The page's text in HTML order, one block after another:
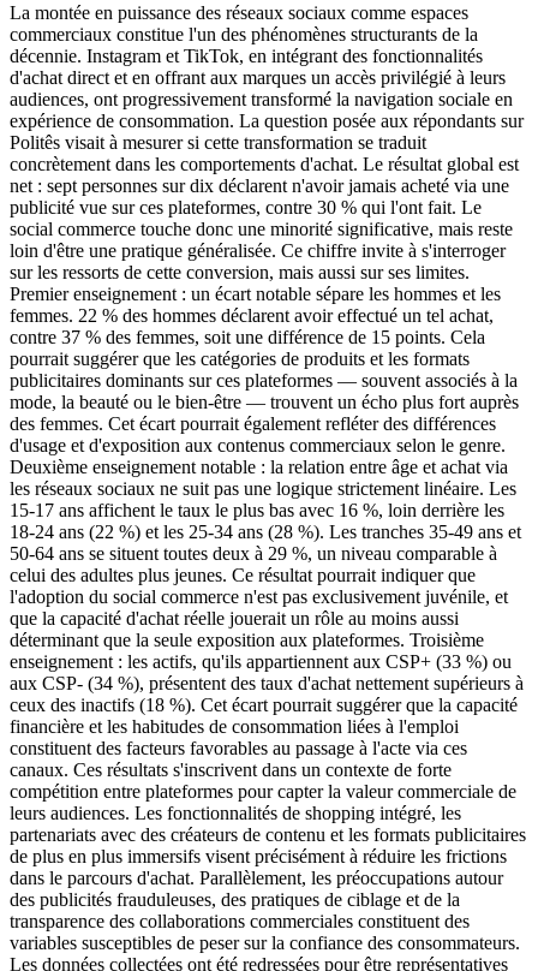
La montée en puissance des réseaux sociaux comme espaces
commerciaux constitue l'un des phénomènes structurants de la
décennie. Instagram et TikTok, en intégrant des fonctionnalités
d'achat direct et en offrant aux marques un accès privilégié à leurs
audiences, ont progressivement transformé la navigation sociale en
expérience de consommation. La question posée aux répondants sur
Politês visait à mesurer si cette transformation se traduit
concrètement dans les comportements d'achat. Le résultat global est
net : sept personnes sur dix déclarent n'avoir jamais acheté via une
publicité vue sur ces plateformes, contre 30 % qui l'ont fait. Le
social commerce touche donc une minorité significative, mais reste
loin d'être une pratique généralisée. Ce chiffre invite à s'interroger
sur les ressorts de cette conversion, mais aussi sur ses limites.
Premier enseignement : un écart notable sépare les hommes et les
femmes. 22 % des hommes déclarent avoir effectué un tel achat,
contre 37 % des femmes, soit une différence de 15 points. Cela
pourrait suggérer que les catégories de produits et les formats
publicitaires dominants sur ces plateformes — souvent associés à la
mode, la beauté ou le bien-être — trouvent un écho plus fort auprès
des femmes. Cet écart pourrait également refléter des différences
d'usage et d'exposition aux contenus commerciaux selon le genre.
Deuxième enseignement notable : la relation entre âge et achat via
les réseaux sociaux ne suit pas une logique strictement linéaire. Les
15-17 ans affichent le taux le plus bas avec 16 %, loin derrière les
18-24 ans (22 %) et les 25-34 ans (28 %). Les tranches 35-49 ans et
50-64 ans se situent toutes deux à 29 %, un niveau comparable à
celui des adultes plus jeunes. Ce résultat pourrait indiquer que
l'adoption du social commerce n'est pas exclusivement juvénile, et
que la capacité d'achat réelle jouerait un rôle au moins aussi
déterminant que la seule exposition aux plateformes. Troisième
enseignement : les actifs, qu'ils appartiennent aux CSP+ (33 %) ou
aux CSP- (34 %), présentent des taux d'achat nettement supérieurs à
ceux des inactifs (18 %). Cet écart pourrait suggérer que la capacité
financière et les habitudes de consommation liées à l'emploi
constituent des facteurs favorables au passage à l'acte via ces
canaux. Ces résultats s'inscrivent dans un contexte de forte
compétition entre plateformes pour capter la valeur commerciale de
leurs audiences. Les fonctionnalités de shopping intégré, les
partenariats avec des créateurs de contenu et les formats publicitaires
de plus en plus immersifs visent précisément à réduire les frictions
dans le parcours d'achat. Parallèlement, les préoccupations autour
des publicités frauduleuses, des pratiques de ciblage et de la
transparence des collaborations commerciales constituent des
variables susceptibles de peser sur la confiance des consommateurs.
Les données collectées ont été redressées pour être représentatives